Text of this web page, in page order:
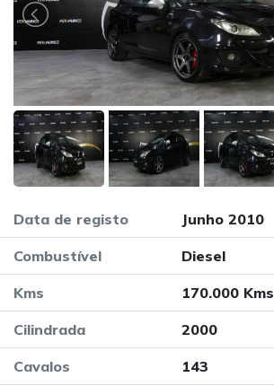
Data de registo Junho 2010
Combustível Diesel
Kms 170.000 Kms
Cilindrada 2000
Cavalos 143